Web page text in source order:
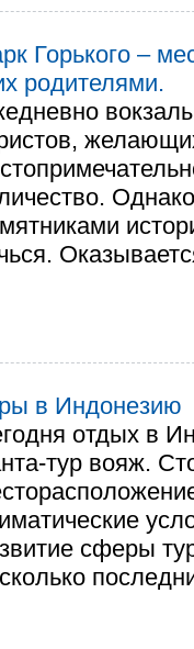
Горького –
родителями.
в Индонезию
отдых в
тур вояж.
сферы